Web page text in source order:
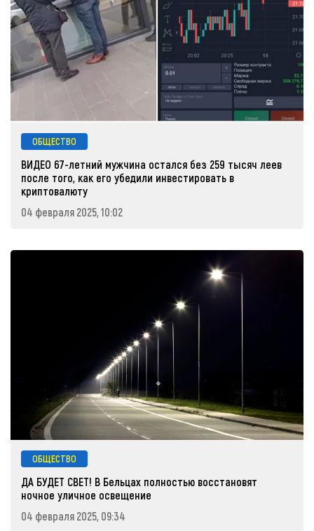
ОБЩЕСТВО
ВИДЕО 67-летний мужчина остался без 259 тысяч леев
после того, как его убедили инвестировать в
криптовалюту
04 февраля 2025, 10:02
ОБЩЕСТВО
ДА БУДЕТ СВЕТ! В Бельцах полностью восстановят
ночное уличное освещение
04 февраля 2025, 09:34